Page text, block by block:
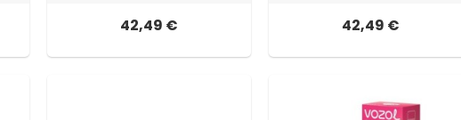
42,49 € 42,49 €